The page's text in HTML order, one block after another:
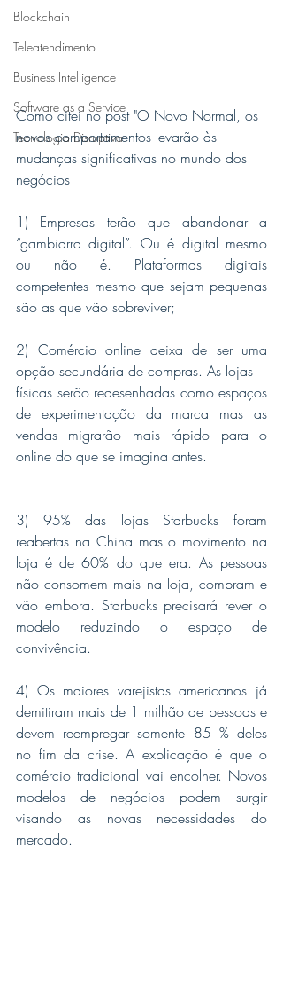
Blockchain
Teleatendimento
Business Intelligence
Software as a Service
Tecnologia Disruptiva
Como citei no post "O Novo Normal, os
novos comportamentos levarão às
mudanças significativas no mundo dos
negócios
1) Empresas terão que abandonar a
“gambiarra digital”. Ou é digital mesmo
ou não é. Plataformas digitais
competentes mesmo que sejam pequenas
são as que vão sobreviver;
2) Comércio online deixa de ser uma
opção secundária de compras. As lojas
físicas serão redesenhadas como espaços
de experimentação da marca mas as
vendas migrarão mais rápido para o
online do que se imagina antes.
3) 95% das lojas Starbucks foram
reabertas na China mas o movimento na
loja é de 60% do que era. As pessoas
não consomem mais na loja, compram e
vão embora. Starbucks precisará rever o
modelo reduzindo o espaço de
convivência.
4) Os maiores varejistas americanos já
demitiram mais de 1 milhão de pessoas e
devem reempregar somente 85 % deles
no fim da crise. A explicação é que o
comércio tradicional vai encolher. Novos
modelos de negócios podem surgir
visando as novas necessidades do
mercado.